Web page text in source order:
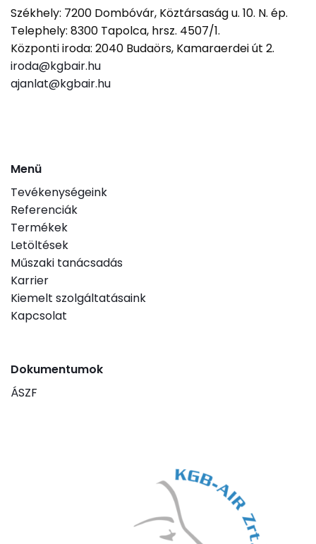
Székhely: 7200 Dombóvár, Köztársaság u. 10. N. ép.
Telephely: 8300 Tapolca, hrsz. 4507/1.
Központi iroda: 2040 Budaörs, Kamaraerdei út 2.
iroda@kgbair.hu
ajanlat@kgbair.hu
Menü
Tevékenységeink
Referenciák
Termékek
Letöltések
Műszaki tanácsadás
Karrier
Kiemelt szolgáltatásaink
Kapcsolat
Dokumentumok
ÁSZF